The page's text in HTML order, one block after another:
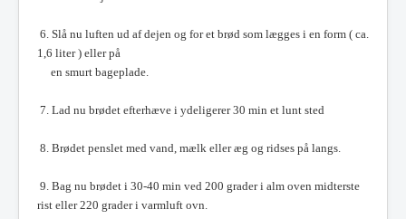
6. Slå nu luften ud af dejen og for et brød som lægges i en form ( ca.
1,6 liter ) eller på
en smurt bageplade.
7. Lad nu brødet efterhæve i ydeligerer 30 min et lunt sted
8. Brødet penslet med vand, mælk eller æg og ridses på langs.
9. Bag nu brødet i 30-40 min ved 200 grader i alm oven midterste
rist eller 220 grader i varmluft ovn.